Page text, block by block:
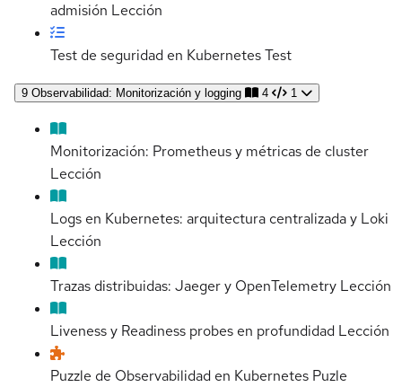
admisión Lección
Test de seguridad en KubernetesTest
9 Observabilidad: Monitorización y logging 4 1
Monitorización: Prometheus y métricas de cluster
Lección
Logs en Kubernetes: arquitectura centralizada y Loki
Lección
Trazas distribuidas: Jaeger y OpenTelemetry Lección
Liveness y Readiness probes en profundidad Lección
Puzzle de Observabilidad en Kubernetes Puzle